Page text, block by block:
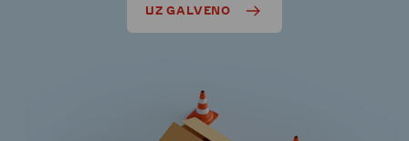
UZ GALVENO